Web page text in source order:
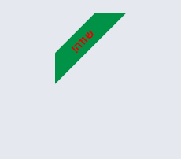
שווה!